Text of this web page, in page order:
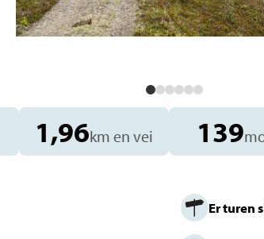
1,96km en vei 139
Er turen